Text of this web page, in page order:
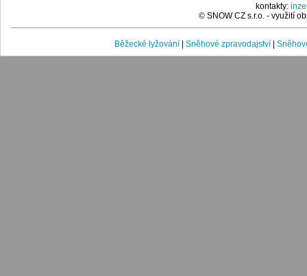
kontakty:
© SNOW CZ s.r.o. - využití
Běžecké lyžování Sněhové zpravodajství